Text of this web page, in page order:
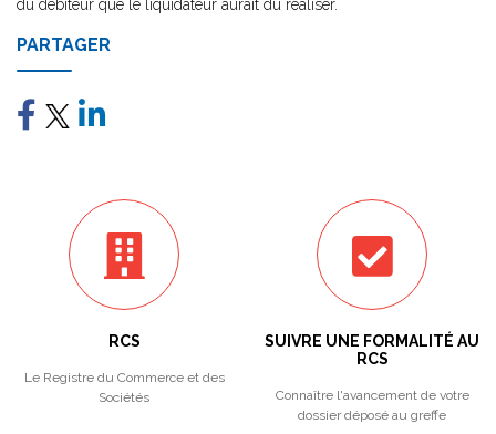
du débiteur que le liquidateur aurait dû réaliser.
PARTAGER
RCS
Le Registre du Commerce et des
Sociétés
SUIVRE UNE FORMALITÉ AU
RCS
Connaître l'avancement de votre
dossier déposé au greffe